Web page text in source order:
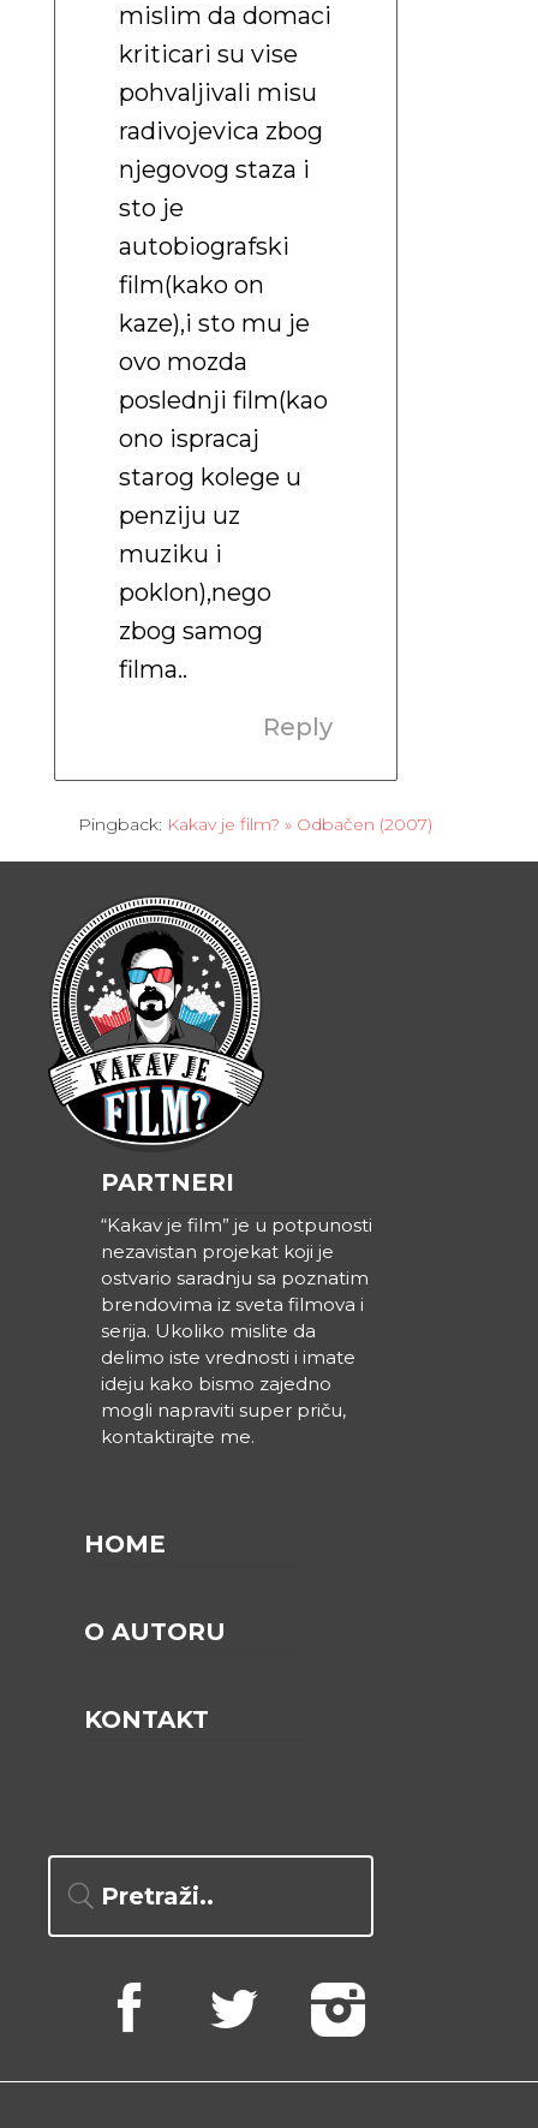
mislim da domaci
kriticari su vise
pohvaljivali misu
radivojevica zbog
njegovog staza i
sto je
autobiografski
film(kako on
kaze),i sto mu je
ovo mozda
poslednji film(kao
ono ispracaj
starog kolege u
penziju uz
muziku i
poklon),nego
zbog samog
filma..
Reply
Pingback: Kakav je film? » Odbačen (2007)
PARTNERI
“Kakav je film” je u potpunosti
nezavistan projekat koji je
ostvario saradnju sa poznatim
brendovima iz sveta filmova i
serija. Ukoliko mislite da
delimo iste vrednosti i imate
ideju kako bismo zajedno
mogli napraviti super priču,
kontaktirajte me.
HOME
O AUTORU
KONTAKT